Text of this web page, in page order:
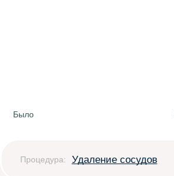
Было
Процедура: Удаление сосудов